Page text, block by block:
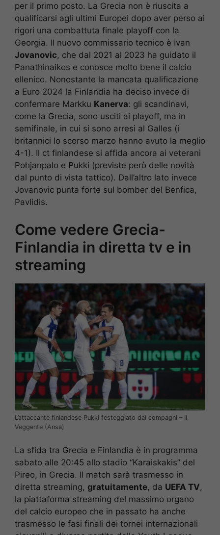
per il primo posto. La Grecia non è riuscita a
qualificarsi agli ultimi Europei dopo aver perso ai
rigori una combattuta finale playoff con la
Georgia. Il nuovo commissario tecnico è Ivan
Jovanovic, che dal 2021 al 2023 ha guidato il
Panathinaikos e conosce molto bene il calcio
ellenico. Nonostante la mancata qualificazione
a Euro 2024 la Finlandia ha deciso invece di
confermare Markku Kanerva: gli scandinavi,
come la Grecia, sono usciti ai playoff, ma in
semifinale, in cui si sono arresi al Galles (i
britannici lo scorso marzo hanno avuto la meglio
4-1). Il ct finlandese si affida ancora ai veterani
Pohjanpalo e Pukki (previste però delle novità
dal punto di vista tattico). Dall’altro lato invece
Jovanovic punta forte sul bomber del Benfica,
Pavlidis.
Come vedere Grecia-
Finlandia in diretta tv e in
streaming
L’attaccante finlandese Pukki festeggiato dai compagni – Il
Veggente (Ansa)
La sfida tra Grecia e Finlandia è in programma
sabato alle 20:45 allo stadio “Karaiskakis” del
Pireo, in Grecia. Il match sarà trasmesso in
diretta streaming, gratuitamente, da UEFA TV,
la piattaforma streaming del massimo organo
del calcio europeo che in passato ha anche
trasmesso le fasi finali dei tornei internazionali